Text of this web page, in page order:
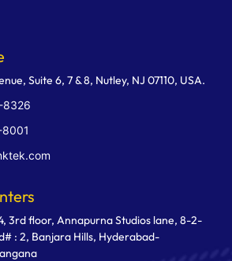
Suite 6, 7 & 8, Nutley, NJ 07110, USA.
8326
3rd floor, Annapurna Studios lane, 8-2-
: 2, Banjara Hills, Hyderabad-